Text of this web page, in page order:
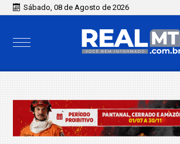
Sábado, 08 de Agosto de 2026